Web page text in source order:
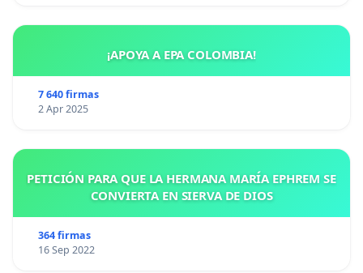
¡APOYA A EPA COLOMBIA!
7 640 firmas
2 Apr 2025
PETICIÓN PARA QUE LA HERMANA MARÍA EPHREM SE
CONVIERTA EN SIERVA DE DIOS
364 firmas
16 Sep 2022